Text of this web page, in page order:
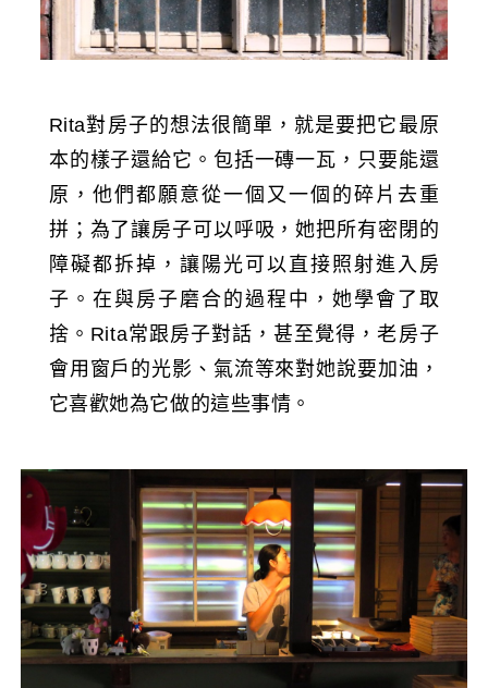
Rita對房子的想法很簡單，就是要把它最原
本的樣子還給它。包括一磚一瓦，只要能還
原，他們都願意從一個又一個的碎片去重
拼；為了讓房子可以呼吸，她把所有密閉的
障礙都拆掉，讓陽光可以直接照射進入房
子。在與房子磨合的過程中，她學會了取
捨。Rita常跟房子對話，甚至覺得，老房子
會用窗戶的光影、氣流等來對她說要加油，
它喜歡她為它做的這些事情。